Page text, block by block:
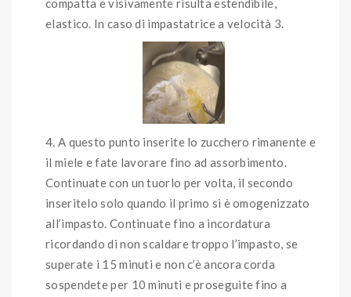
compatta e visivamente risulta estendibile,
elastico. In caso di impastatrice a velocità 3.
A questo punto inserite lo zucchero rimanente e
il miele e fate lavorare fino ad assorbimento.
Continuate con un tuorlo per volta, il secondo
inseritelo solo quando il primo si è omogenizzato
all’impasto. Continuate fino a incordatura
ricordando di non scaldare troppo l’impasto, se
superate i 15 minuti e non c’è ancora corda
sospendete per 10 minuti e proseguite fino a